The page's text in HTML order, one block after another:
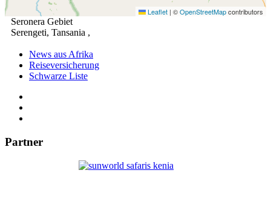
Leaflet | ©OpenStreetMapcontributors
Seronera Gebiet
Serengeti, Tansania ,
News aus Afrika
Reiseversicherung
Schwarze Liste
Partner